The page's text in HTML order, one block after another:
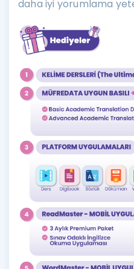
daha iyi yorumlama